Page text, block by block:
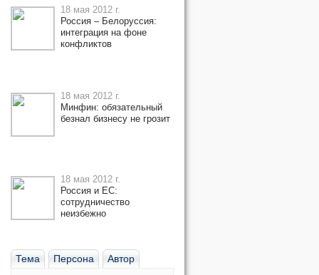
18 мая 2012 г.
Россия – Белоруссия:
интеграция на фоне
конфликтов
18 мая 2012 г.
Минфин: обязательный
безнал бизнесу не грозит
18 мая 2012 г.
Россия и ЕС:
сотрудничество
неизбежно
Тема Персона Автор